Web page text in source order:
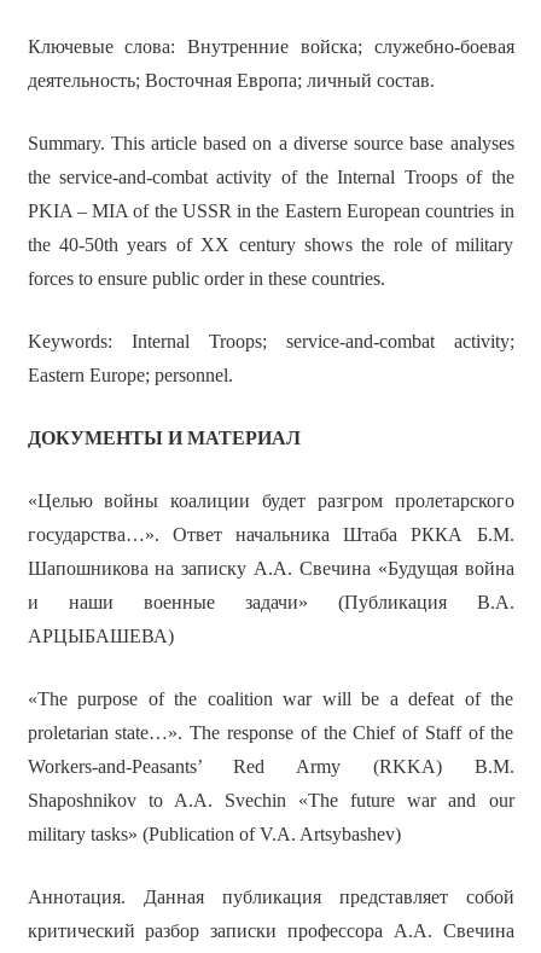
Ключевые слова: Внутренние войска; служебно-боевая
деятельность; Восточная Европа; личный состав.
Summary. This article based on a diverse source base analyses
the service-and-combat activity of the Internal Troops of the
PKIA – MIA of the USSR in the Eastern European countries in
the 40-50th years of XX century shows the role of military
forces to ensure public order in these countries.
Keywords: Internal Troops; service-and-combat activity;
Eastern Europe; personnel.
ДОКУМЕНТЫ И МАТЕРИАЛ
«Целью войны коалиции будет разгром пролетарского
государства…». Ответ начальника Штаба РККА Б.М.
Шапошникова на записку А.А. Свечина «Будущая война
и наши военные задачи» (Публикация В.А.
АРЦЫБАШЕВА)
«The purpose of the coalition war will be a defeat of the
proletarian state…». The response of the Chief of Staff of the
Workers-and-Peasants’ Red Army (RKKA) B.M.
Shaposhnikov to A.A. Svechin «The future war and our
military tasks» (Publication of V.A. Artsybashev)
Аннотация. Данная публикация представляет собой
критический разбор записки профессора А.А. Свечина